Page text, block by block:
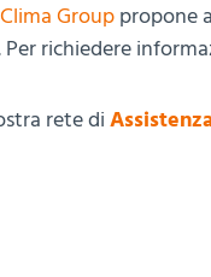
Clima Group propone
richiedere
rete di